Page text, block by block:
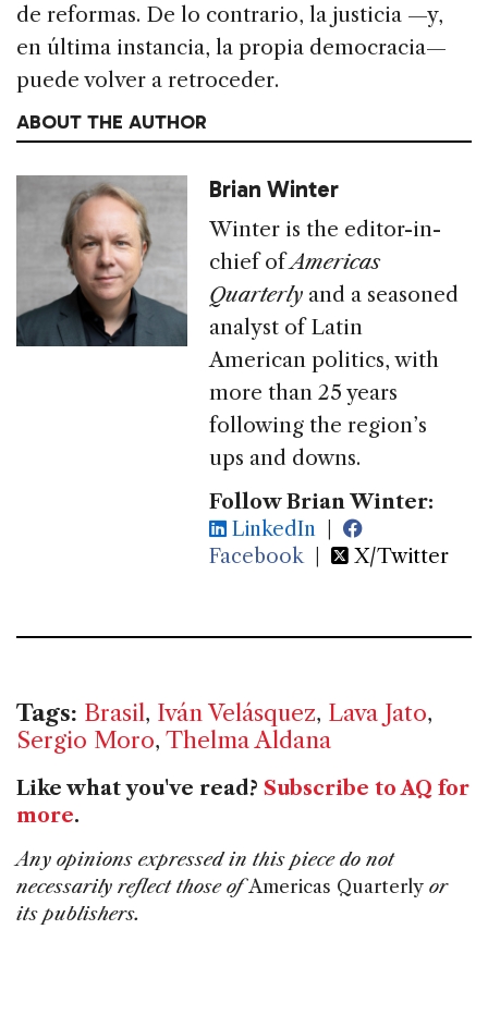
de reformas. De lo contrario, la justicia —y,
en última instancia, la propia democracia—
puede volver a retroceder.
ABOUT THE AUTHOR
Brian Winter
Winter is the editor-in-
chief ofAmericas
Quarterly and a seasoned
analyst of Latin
American politics, with
more than 25 years
following the region’s
ups and downs.
Follow Brian Winter:
LinkedIn |
Facebook| X/Twitter
Tags: Brasil, Iván Velásquez, Lava Jato,
Sergio Moro, Thelma Aldana
Like what you've read? Subscribe to AQ for
more.
Any opinions expressed in this piece do not
necessarily reflect those ofAmericas Quarterly or
its publishers.